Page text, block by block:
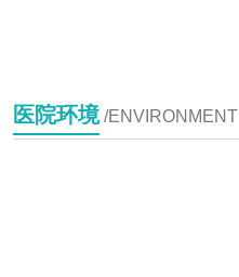
医院环境/ENVIRONMENT